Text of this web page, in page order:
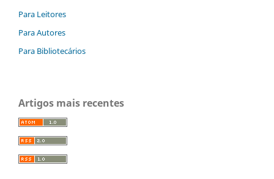
Para Leitores
Para Autores
Para Bibliotecários
Artigos mais recentes